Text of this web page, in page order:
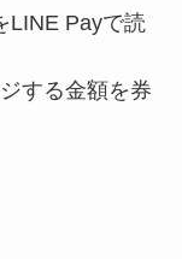
LINE Payで読
する金額を券